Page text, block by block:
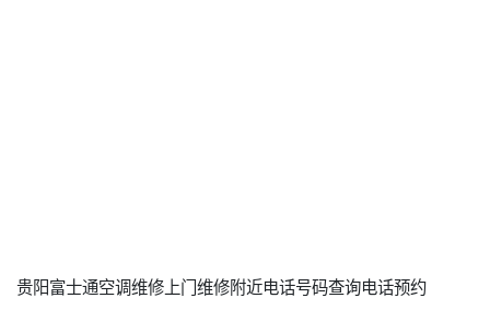
贵阳富士通空调维修上门维修附近电话号码查询电话预约